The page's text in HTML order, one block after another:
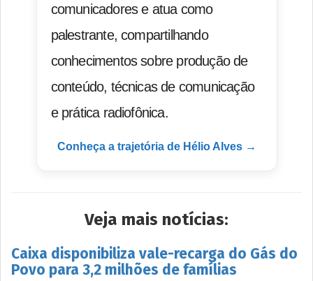
comunicadores e atua como
palestrante, compartilhando
conhecimentos sobre produção de
conteúdo, técnicas de comunicação
e prática radiofônica.
Conheça a trajetória de Hélio Alves →
Veja mais notícias:
Caixa disponibiliza vale-recarga do Gás do
Povo para 3,2 milhões de famílias